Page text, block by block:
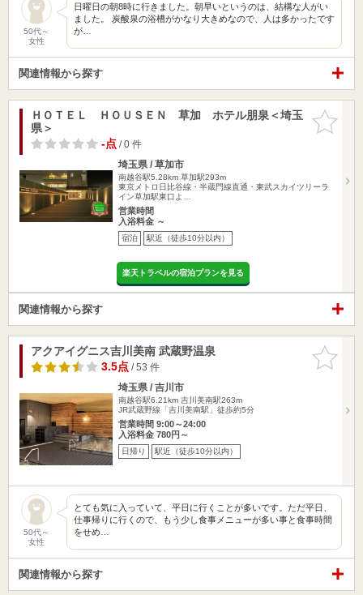
50代～
女性
日曜日の朝8時に行きました。朝早いというのは、結構な人がい
ました。 炭酸泉の浴槽がかなり大きめなので、人は多かったです
が…
関連情報から探す
お気に入
りに追加
ＨＯＴＥＬ ＨＯＵＳＥＮ 草加 ホテル朋泉＜埼玉
県＞
-点/ 0 件
埼玉県 / 草加市
南越谷駅5.28km 草加駅293m
東京メトロ日比谷線・半蔵門線直通・東武スカイツリーラ
イン草加駅東口よ…
営業時間
入浴料金 ～
宿泊 駅近（徒歩10分以内）
楽天トラベルの宿泊プランを見る
関連情報から探す
お気に入
りに追加
アクアイグニス吉川美南 武蔵野温泉
3.5点/ 53 件
埼玉県 / 吉川市
南越谷駅6.21km 吉川美南駅263m
JR武蔵野線「吉川美南駅」徒歩約5分
営業時間 9:00～24:00
入浴料金 780円～
日帰り 駅近（徒歩10分以内）
50代～
女性
とても気に入っていて、平日に行くことが多いです。ただ平日、
仕事帰りに行くので、もう少し食事メニューが多い事と食事時間
をせめ…
関連情報から探す